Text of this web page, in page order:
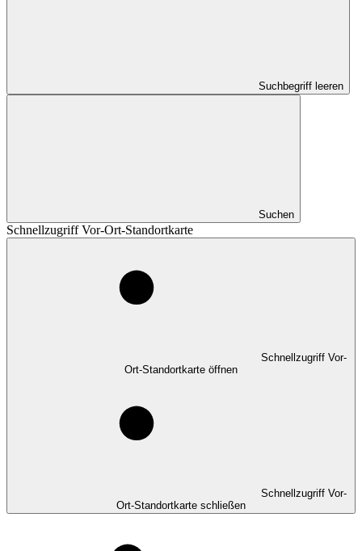
Suchbegriff leeren
Suchen
Schnellzugriff Vor-Ort-Standortkarte
Schnellzugriff Vor-
Ort-Standortkarte öffnen
Schnellzugriff Vor-
Ort-Standortkarte schließen